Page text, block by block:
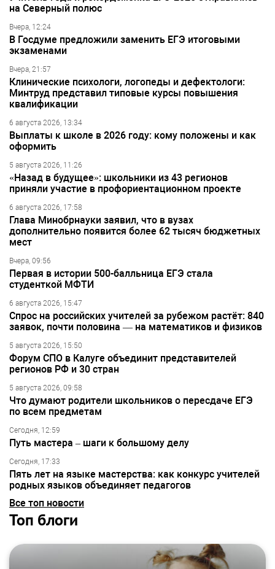
на Северный полюс
Вчера, 12:24
В Госдуме предложили заменить ЕГЭ итоговыми
экзаменами
Вчера, 21:57
Клинические психологи, логопеды и дефектологи:
Минтруд представил типовые курсы повышения
квалификации
6 августа 2026, 13:34
Выплаты к школе в 2026 году: кому положены и как
оформить
5 августа 2026, 11:26
«Назад в будущее»: школьники из 43 регионов
приняли участие в профориентационном проекте
6 августа 2026, 17:58
Глава Минобрнауки заявил, что в вузах
дополнительно появится более 62 тысяч бюджетных
мест
Вчера, 09:56
Первая в истории 500-балльница ЕГЭ стала
студенткой МФТИ
6 августа 2026, 15:47
Спрос на российских учителей за рубежом растёт: 840
заявок, почти половина — на математиков и физиков
5 августа 2026, 15:50
Форум СПО в Калуге объединит представителей
регионов РФ и 30 стран
5 августа 2026, 09:58
Что думают родители школьников о пересдаче ЕГЭ
по всем предметам
Сегодня, 12:59
Путь мастера – шаги к большому делу
Сегодня, 17:33
Пять лет на языке мастерства: как конкурс учителей
родных языков объединяет педагогов
Все топ новости
Топ блоги